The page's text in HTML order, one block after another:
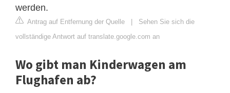
werden.
Antrag auf Entfernung der Quelle | Sehen Sie sich die
vollständige Antwort auf translate.google.com an
Wo gibt man Kinderwagen am
Flughafen ab?